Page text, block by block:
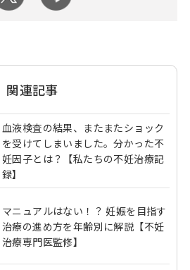
関連記事
血液検査の結果、またまたショック
を受けてしまいました。分かった不
妊因子とは？【私たちの不妊治療記
録】
マニュアルはない！？ 妊娠を目指す
治療の進め方を年齢別に解説【不妊
治療専門医監修】